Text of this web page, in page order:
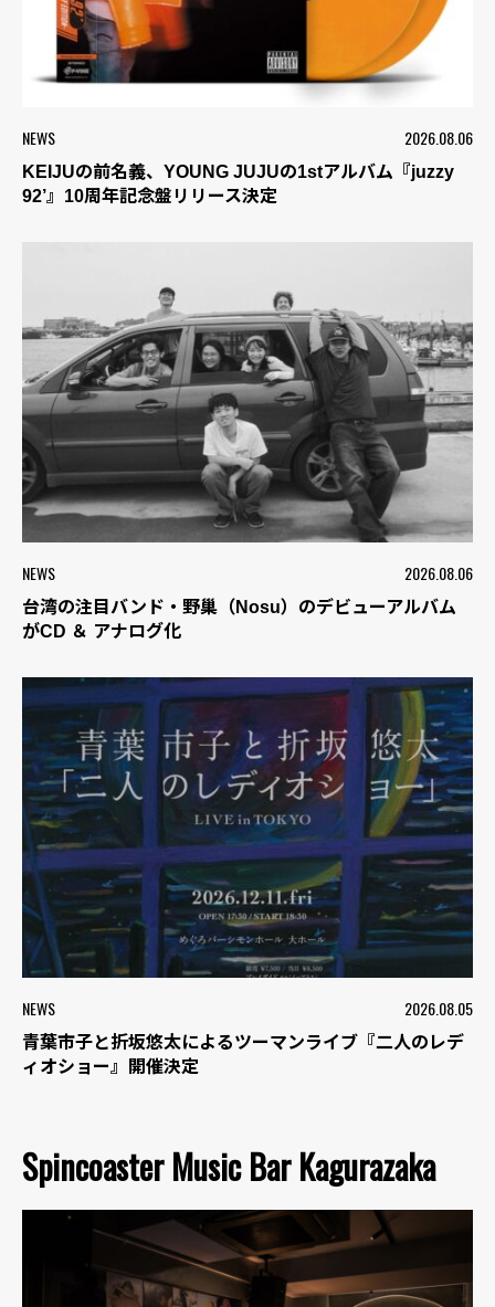
NEWS 2026.08.06
KEIJUの前名義、YOUNG JUJUの1stアルバム『juzzy
92’』10周年記念盤リリース決定
NEWS 2026.08.06
台湾の注目バンド・野巢（Nosu）のデビューアルバム
がCD ＆ アナログ化
NEWS 2026.08.05
青葉市子と折坂悠太によるツーマンライブ『二人のレデ
ィオショー』開催決定
Spincoaster Music Bar Kagurazaka